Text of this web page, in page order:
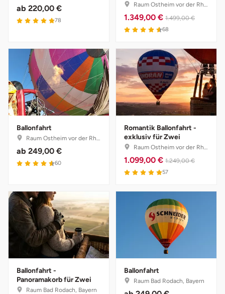
ab 220,00 €
4.9 von 5
78
Raum Ostheim vor der Rhön, Bayern
1.349,00 € 1.499,00 €
4.6 von 5
68
Ballonfahrt
Raum Ostheim vor der Rhön, Bayern
ab 249,00 €
4.6 von 5
60
Romantik Ballonfahrt -
exklusiv für Zwei
Raum Ostheim vor der Rhön, Bayern
1.099,00 € 1.249,00 €
5 von 5
57
Ballonfahrt -
Panoramakorb für Zwei
Raum Bad Rodach, Bayern
Ballonfahrt
Raum Bad Rodach, Bayern
Meiningen
Mettingen
Moers
Mönchengladbach
Münster
Nagold
Neckarsulm
Nesselwang